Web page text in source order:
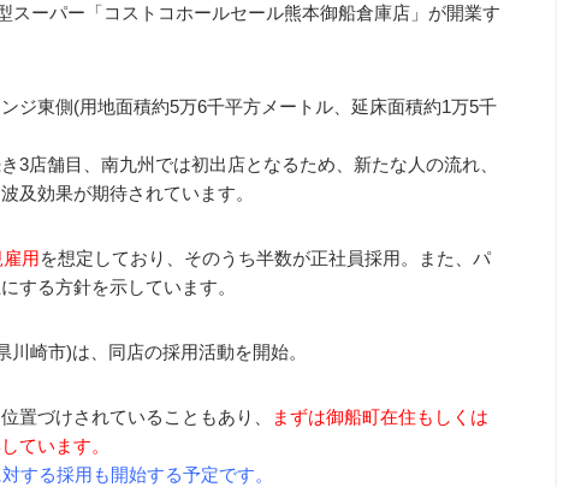
スーパー「コストコホールセール熊本御船倉庫店」が開業す
ジ東側(用地面積約5万6千平方メートル、延床面積約1万5千
3店舗目、南九州では初出店となるため、新たな人の流れ、
及効果が期待されています。
用を想定しており、そのうち半数が正社員採用。また、パ
する方針を示しています。
崎市)は、同店の採用活動を開始。
置づけされていることもあり、
まずは御船町在住もしくは
ています。
する採用も開始する予定です。